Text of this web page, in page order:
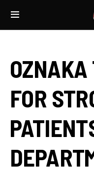
OZNAKA
FOR